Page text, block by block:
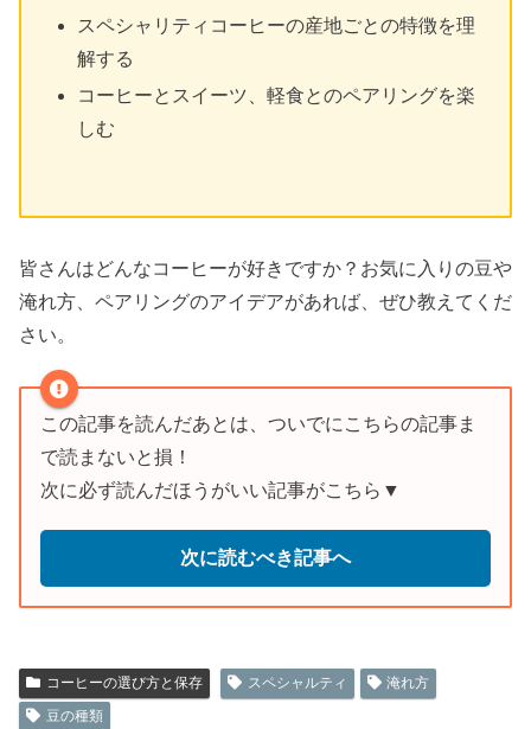
スペシャリティコーヒーの産地ごとの特徴を理
解する
コーヒーとスイーツ、軽食とのペアリングを楽
しむ
皆さんはどんなコーヒーが好きですか？お気に入りの豆や
淹れ方、ペアリングのアイデアがあれば、ぜひ教えてくだ
さい。
この記事を読んだあとは、ついでにこちらの記事ま
で読まないと損！
次に必ず読んだほうがいい記事がこちら▼
次に読むべき記事へ
コーヒーの選び方と保存 スペシャルティ
淹れ方
豆の種類